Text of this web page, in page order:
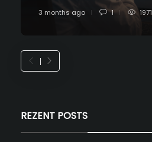
3 months ago 1 1971
REZENT POSTS